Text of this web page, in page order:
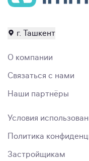
г. Ташкент
О компании
Связаться с нами
Наши партнёры
Условия
Политика
Застройщикам